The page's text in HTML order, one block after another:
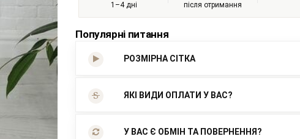
1–4 дні
після отримання
Популярні питання
РОЗМІРНА СІТКА
ЯКІ ВИДИ ОПЛАТИ У ВАС?
У ВАС Є ОБМІН ТА ПОВЕРНЕННЯ?